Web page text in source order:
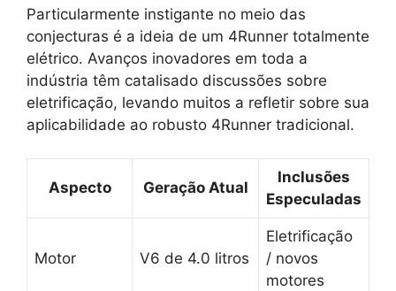
Particularmente instigante no meio das
conjecturas é a ideia de um 4Runner totalmente
elétrico. Avanços inovadores em toda a
indústria têm catalisado discussões sobre
eletrificação, levando muitos a refletir sobre sua
aplicabilidade ao robusto 4Runner tradicional.
Aspecto Geração Atual
Inclusões
Especuladas
Motor V6 de 4.0 litros
Eletrificação
/ novos
motores